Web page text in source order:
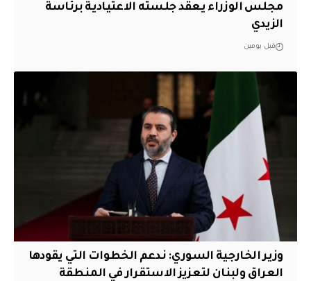
مجلس الوزراء يعقد جلسته الاعتيادية برئاسة
الزيدي
قبل يومين
وزير الخارجية السوري: ندعم الخطوات التي يقودها
العراق ولبنان لتعزيز الاستقرار في المنطقة